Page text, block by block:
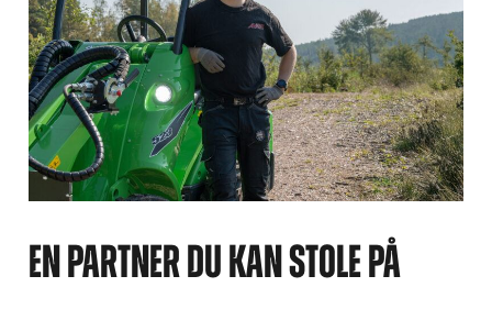
EN PARTNER DU KAN STOLE PÅ